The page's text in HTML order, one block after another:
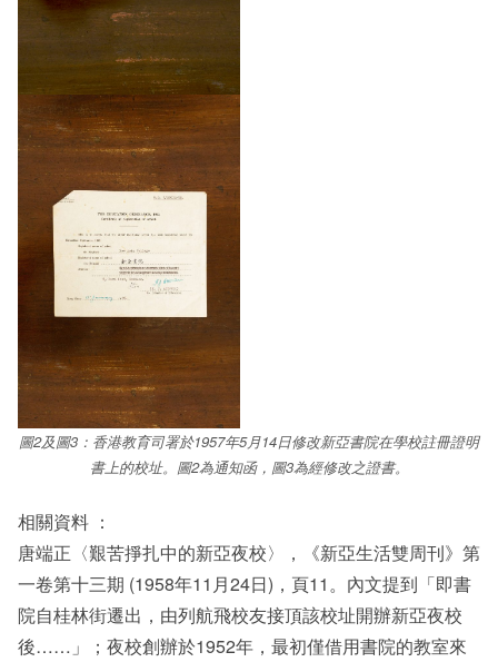
圖2及圖3：香港教育司署於1957年5月14日修改新亞書院在學校註冊證明
書上的校址。圖2為通知函，圖3為經修改之證書。
相關資料 ：
唐端正〈艱苦掙扎中的新亞夜校〉，《新亞生活雙周刊》第
一卷第十三期 (1958年11月24日)，頁11。內文提到「即書
院自桂林街遷出，由列航飛校友接頂該校址開辦新亞夜校
後……」；夜校創辦於1952年，最初僅借用書院的教室來